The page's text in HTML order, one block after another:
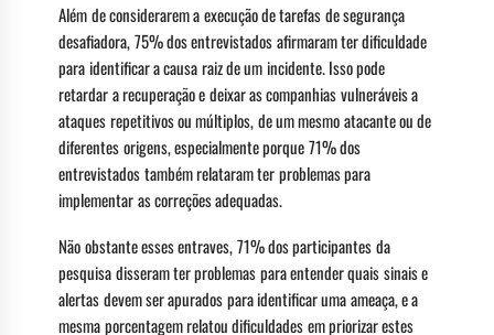
Além de considerarem a execução de tarefas de segurança
desafiadora, 75% dos entrevistados afirmaram ter dificuldade
para identificar a causa raiz de um incidente. Isso pode
retardar a recuperação e deixar as companhias vulneráveis a
ataques repetitivos ou múltiplos, de um mesmo atacante ou de
diferentes origens, especialmente porque 71% dos
entrevistados também relataram ter problemas para
implementar as correções adequadas.
Não obstante esses entraves, 71% dos participantes da
pesquisa disseram ter problemas para entender quais sinais e
alertas devem ser apurados para identificar uma ameaça, e a
mesma porcentagem relatou dificuldades em priorizar estes